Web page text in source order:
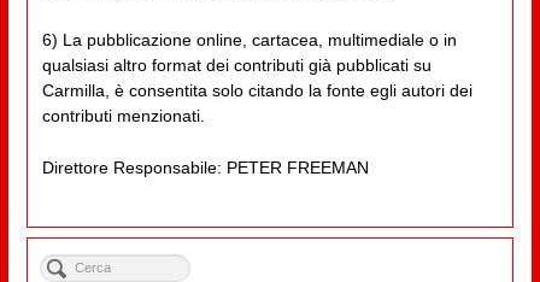
6) La pubblicazione online, cartacea, multimediale o in
qualsiasi altro format dei contributi già pubblicati su
Carmilla, è consentita solo citando la fonte egli autori dei
contributi menzionati.
Direttore Responsabile: PETER FREEMAN